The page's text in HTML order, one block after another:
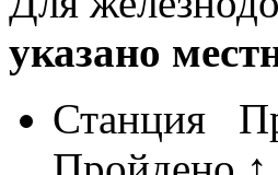
указано
Станция